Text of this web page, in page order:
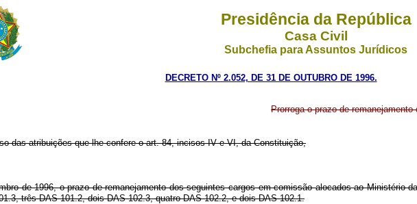
Presidência da República
Casa Civil
Subchefia para Assuntos Jurídicos
DECRETO Nº 2.052, DE 31 DE OUTUBRO DE 1996.
Prorroga o prazo de
das atribuições que lhe confere o art. 84, incisos IV e VI, da Constituição,
de 1996, o prazo de remanejamento dos seguintes cargos em comissão alocados ao Ministério
três DAS 101.2, dois DAS 102.3, quatro DAS 102.2, e dois DAS 102.1.